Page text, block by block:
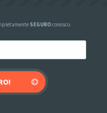
SEGUROconosco.